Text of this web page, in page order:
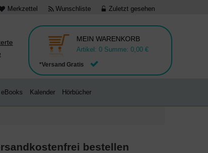
Merkzettel Wunschliste Zuletzt gesehen
*Versand Gratis
MEIN WARENKORB
Artikel: 0 Summe: 0,00 €
eBooks Kalender Hörbücher
bestellen